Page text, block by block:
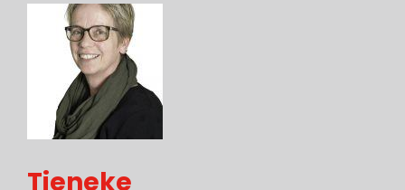
Tieneke